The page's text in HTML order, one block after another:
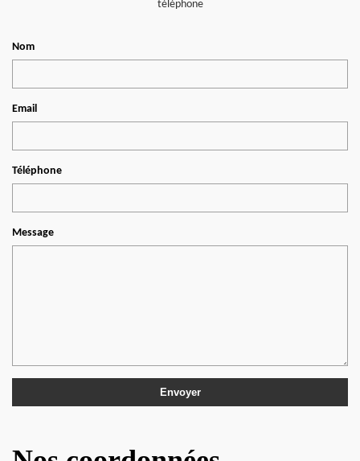
téléphone
Nom
Email
Téléphone
Message